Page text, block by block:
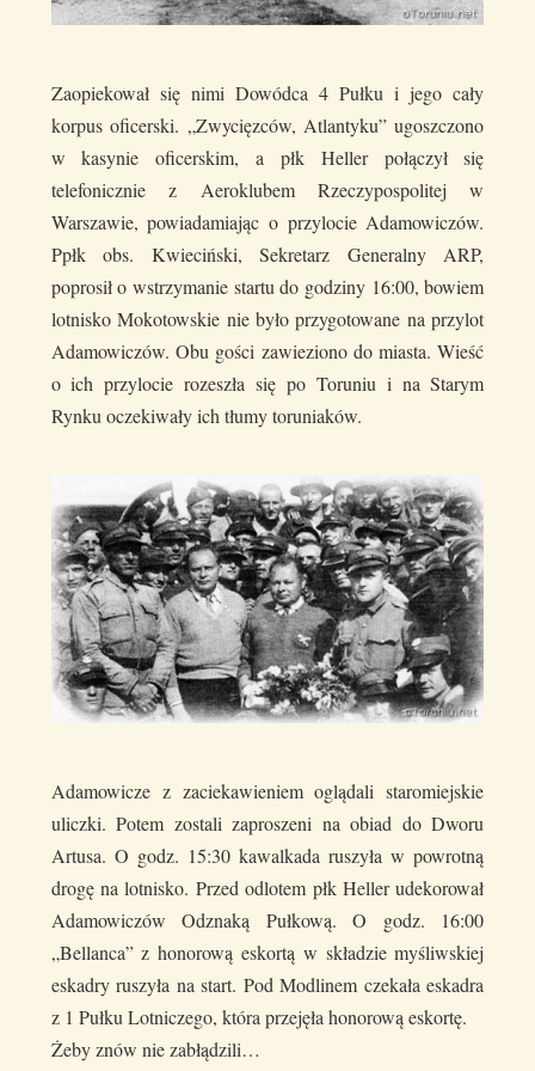
Zaopiekował się nimi Dowódca 4 Pułku i jego cały
korpus oficerski. „Zwycięzców, Atlantyku” ugoszczono
w kasynie oficerskim, a płk Heller połączył się
telefonicznie z Aeroklubem Rzeczypospolitej w
Warszawie, powiadamiając o przylocie Adamowiczów.
Ppłk obs. Kwieciński, Sekretarz Generalny ARP,
poprosił o wstrzymanie startu do godziny 16:00, bowiem
lotnisko Mokotowskie nie było przygotowane na przylot
Adamowiczów. Obu gości zawieziono do miasta. Wieść
o ich przylocie rozeszła się po Toruniu i na Starym
Rynku oczekiwały ich tłumy toruniaków.
Adamowicze z zaciekawieniem oglądali staromiejskie
uliczki. Potem zostali zaproszeni na obiad do Dworu
Artusa. O godz. 15:30 kawalkada ruszyła w powrotną
drogę na lotnisko. Przed odlotem płk Heller udekorował
Adamowiczów Odznaką Pułkową. O godz. 16:00
„Bellanca” z honorową eskortą w składzie myśliwskiej
eskadry ruszyła na start. Pod Modlinem czekała eskadra
z 1 Pułku Lotniczego, która przejęła honorową eskortę.
Żeby znów nie zabłądzili…